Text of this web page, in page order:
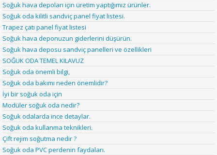
Soğuk hava depoları için üretim yaptığımız ürünler.
Soğuk oda kilitli sandviç panel fiyat listesi.
Trapez çatı panel fiyat listesi
Soğuk hava deponuzun giderlerini düşürün.
Soğuk hava deposu sandviç panelleri ve özellikleri
SOĞUK ODA TEMEL KILAVUZ
Soğuk oda önemli bilgi,
Soğuk oda bakımı neden önemlidir?
İyi bir soğuk oda için
Modüler soğuk oda nedir?
Soğuk odalarda ince detaylar.
Soğuk oda kullanma teknikleri.
Çift rejim soğutma nedir ?
Soğuk oda PVC perdenin faydaları.